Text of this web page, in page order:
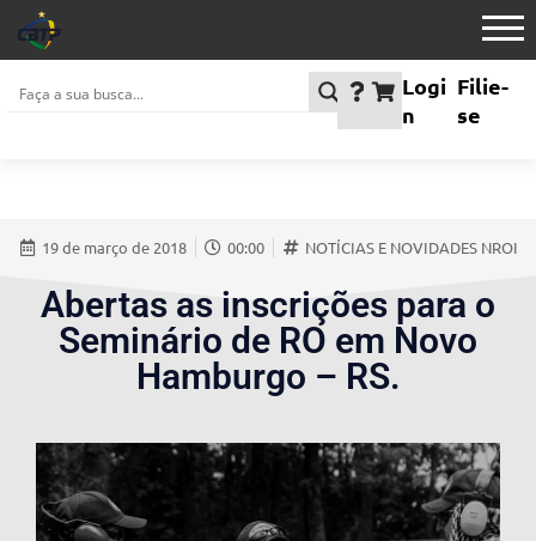
Logi
n
Filie-
se
19 de março de 2018 00:00 NOTÍCIAS E NOVIDADES NROI
Abertas as inscrições para o
Seminário de RO em Novo
Hamburgo – RS.